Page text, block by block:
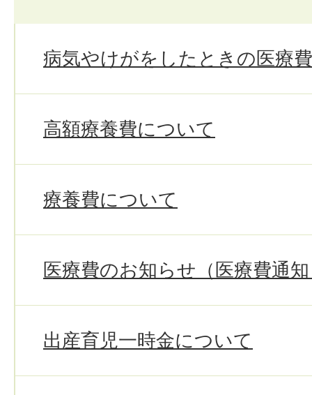
病気やけがをしたときの医療
高額療養費について
療養費について
医療費のお知らせ（医療費通
出産育児一時金について